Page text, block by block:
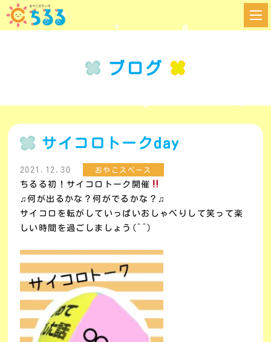
ブログ
サイコロトークday
2021.12.30 おやこスペース
ちるる初！サイコロトーク開催
♫何が出るかな？何がでるかな？♫
サイコロを転がしていっぱいおしゃべりして笑って楽
しい時間を過ごしましょう(^^)